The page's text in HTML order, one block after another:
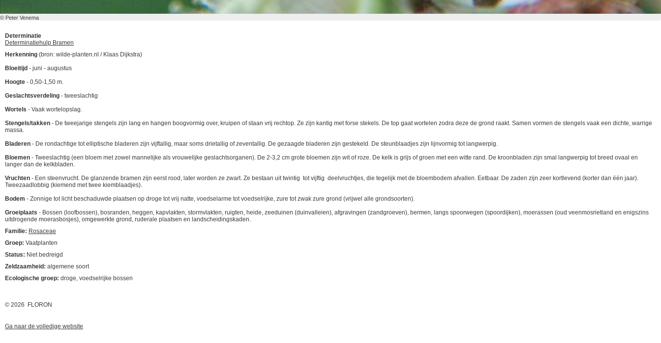
© Peter Venema
Determinatie
Determinatiehulp Bramen
Herkenning (bron: wilde-planten.nl / Klaas Dijkstra)
Bloeitijd - juni - augustus
Hoogte - 0,50-1,50 m.
Geslachtsverdeling - tweeslachtig
Wortels - Vaak wortelopslag.
Stengels/takken - De tweejarige stengels zijn lang en hangen boogvormig over, kruipen of staan vrij rechtop. Ze zijn kantig met forse stekels. De top gaat wortelen zodra deze de grond raakt. Samen vormen de stengels vaak een dichte, warrige
massa.
Bladeren - De rondachtige tot elliptische bladeren zijn vijftallig, maar soms drietallig of zeventallig. De gezaagde bladeren zijn gestekeld. De steunblaadjes zijn lijnvormig tot langwerpig.
Bloemen - Tweeslachtig (een bloem met zowel mannelijke als vrouwelijke geslachtsorganen). De 2-3,2 cm grote bloemen zijn wit of roze. De kelk is grijs of groen met een witte rand. De kroonbladen zijn smal langwerpig tot breed ovaal en
langer dan de kelkbladen.
Vruchten - Een steenvrucht. De glanzende bramen zijn eerst rood, later worden ze zwart. Ze bestaan uit twintig tot vijftig deelvruchtjes, die tegelijk met de bloembodem afvallen. Eetbaar. De zaden zijn zeer kortlevend (korter dan één jaar).
Tweezaadlobbig (kiemend met twee kiemblaadjes).
Bodem - Zonnige tot licht beschaduwde plaatsen op droge tot vrij natte, voedselarme tot voedselrijke, zure tot zwak zure grond (vrijwel alle grondsoorten).
Groeiplaats - Bossen (loofbossen), bosranden, heggen, kapvlakten, stormvlakten, ruigten, heide, zeeduinen (duinvalleien), afgravingen (zandgroeven), bermen, langs spoorwegen (spoordijken), moerassen (oud veenmosrietland en enigszins
uitdrogende moerasbosjes), omgewerkte grond, ruderale plaatsen en landscheidingskaden.
Familie: Rosaceae
Groep: Vaatplanten
Status: Niet bedreigd
Zeldzaamheid: algemene soort
Ecologische groep: droge, voedselrijke bossen
© 2026 FLORON
Ga naar de volledige website